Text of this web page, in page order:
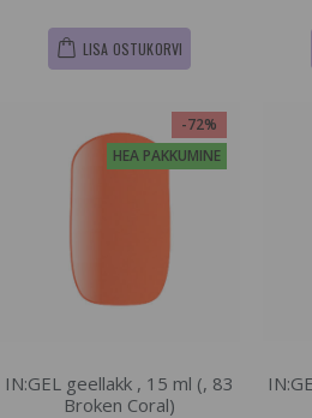
LISA OSTUKORVI
-72%
HEA PAKKUMINE
IN:GEL geellakk , 15 ml (, 83
Broken Coral)